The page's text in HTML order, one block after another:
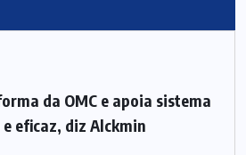
da OMC e apoia sistema
eficaz, diz Alckmin